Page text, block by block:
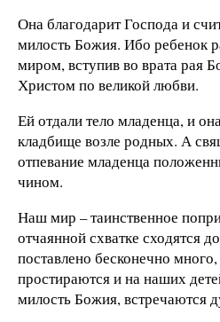
Она благодарит Господа и
милость Божия. Ибо ребенок
миром, вступив во врата рая
Христом по великой любви.
Ей отдали тело младенца, и
кладбище возле родных. А
отпевание младенца
чином.
Наш мир – таинственное
отчаянной схватке сходятся
поставлено бесконечно
простираются и на наших
милость Божия, встречаются